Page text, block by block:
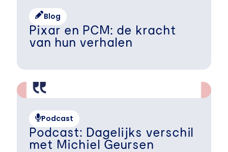
Blog
Pixar en PCM: de kracht
van hun verhalen
Podcast
Podcast: Dagelijks verschil
met Michiel Geursen